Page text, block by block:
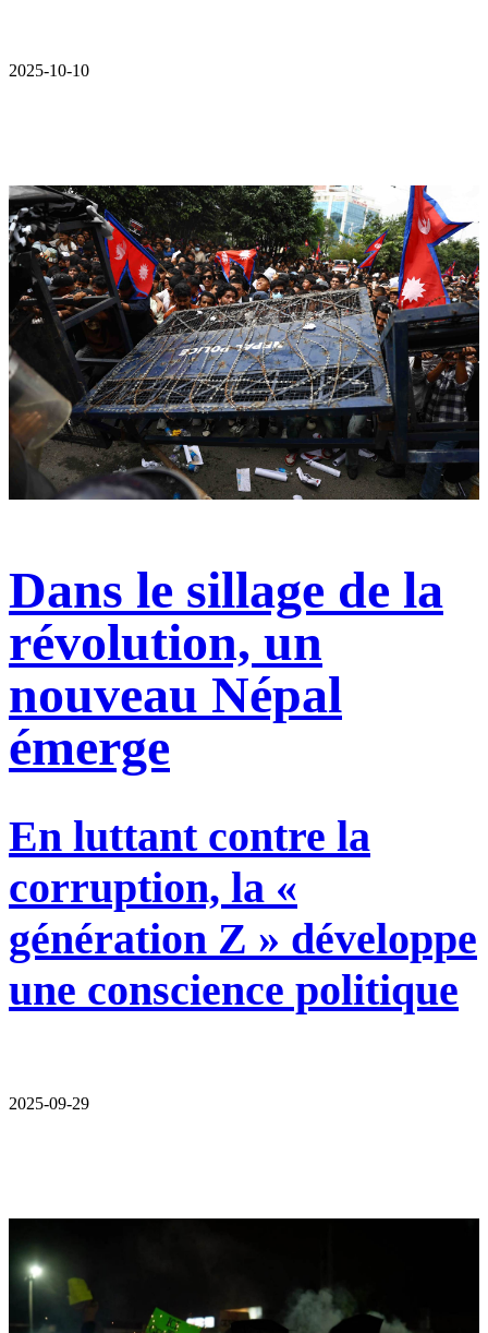
2025-10-10
Dans le sillage de la
révolution, un
nouveau Népal
émerge
En luttant contre la
corruption, la «
génération Z » développe
une conscience politique
2025-09-29